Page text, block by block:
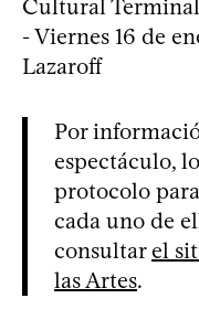
Cultural
- Viernes 16 de
Lazaroff
Por
espectáculo,
protocolo
cada uno de
consultarel
las Artes.